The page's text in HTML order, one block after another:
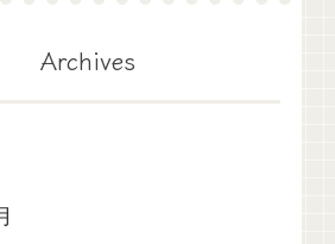
Archives